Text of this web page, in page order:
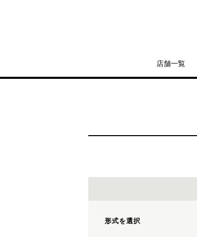
店舗一覧
形式を選択